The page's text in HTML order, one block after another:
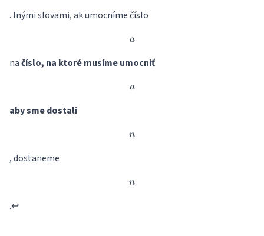
. Inými slovami, ak umocníme číslo
a
a
načíslo, na ktoré musíme umocniť
a
a
aby sme dostali
n
n
, dostaneme
n
n
.↩